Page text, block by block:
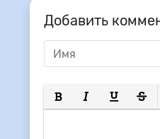
Добавить
Полужирный
Курсив